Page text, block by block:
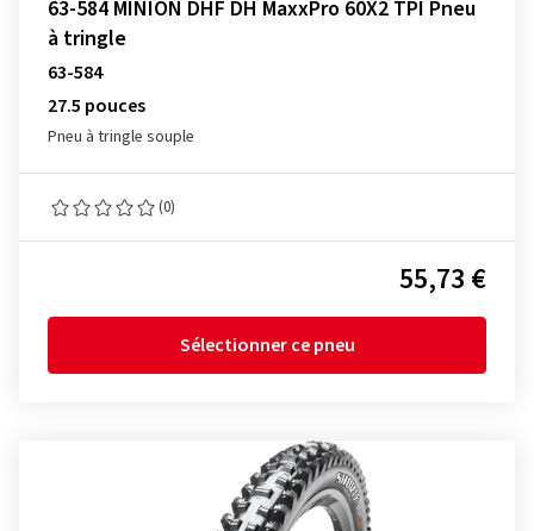
63-584 MINION DHF DH MaxxPro 60X2 TPI Pneu
à tringle
63-584
27.5 pouces
Pneu à tringle souple
(0)
55,73 €
Sélectionner ce pneu